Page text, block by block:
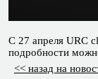
С 27 апреля URC
подробности
<< назад на